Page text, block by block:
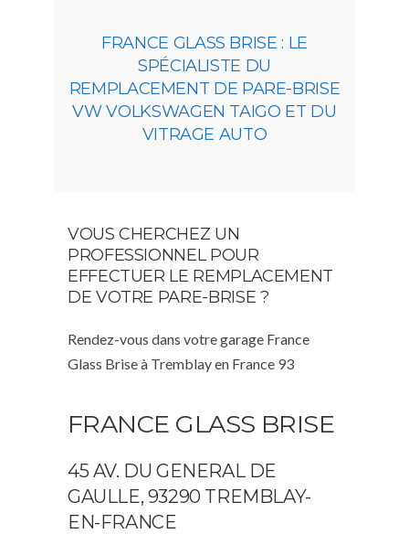
FRANCE GLASS BRISE : LE
SPÉCIALISTE DU
REMPLACEMENT DE PARE-BRISE
VW VOLKSWAGEN TAIGO ET DU
VITRAGE AUTO
VOUS CHERCHEZ UN
PROFESSIONNEL POUR
EFFECTUER LE REMPLACEMENT
DE VOTRE PARE-BRISE ?
Rendez-vous dans votre garage France
Glass Brise à Tremblay en France 93
FRANCE GLASS BRISE
45 AV. DU GENERAL DE
GAULLE, 93290 TREMBLAY-
EN-FRANCE